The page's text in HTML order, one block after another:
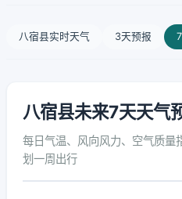
八宿县实时天气 3天预报
八宿县未来7天天气
每日气温、风向风力、空气质量
划一周出行